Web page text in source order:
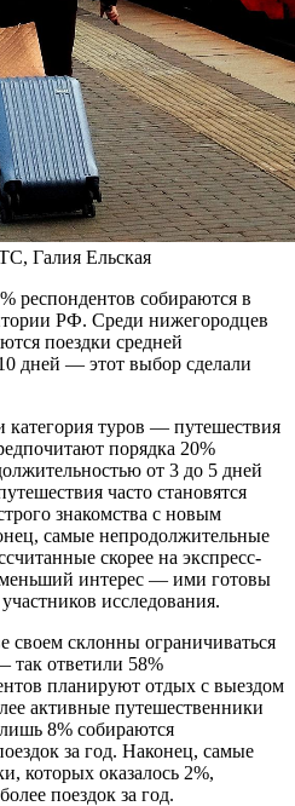
Галия Ельская
собираются в
РФ. Среди нижегородцев
поездки средней
дней — этот выбор сделали
туров — путешествия
порядка 20%
от 3 до 5 дней
часто становятся
знакомства с новым
самые непродолжительные
скорее на экспресс-
интерес — ими готовы
исследования.
склонны ограничиваться
так ответили 58%
планируют отдых с выездом
активные путешественники
8% собираются
за год. Наконец, самые
которых оказалось 2%,
поездок за год.